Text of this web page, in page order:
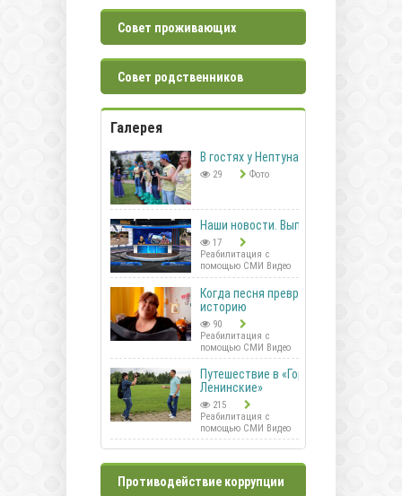
Совет проживающих
Совет родственников
Галерея
В гостях у Нептуна
29 Фото
Наши новости. Выпуск 41
17
Реабилитация с
помощью СМИ Видео
Когда песня превращается в
историю
90
Реабилитация с
помощью СМИ Видео
Путешествие в «Горки
Ленинские»
215
Реабилитация с
помощью СМИ Видео
Противодействие коррупции